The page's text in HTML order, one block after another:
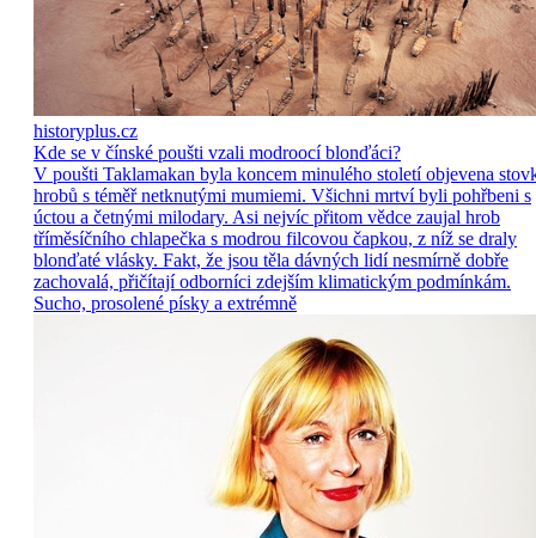
historyplus.cz
Kde se v čínské poušti vzali modroocí blonďáci?
V poušti Taklamakan byla koncem minulého století objevena
hrobů s téměř netknutými mumiemi. Všichni mrtví byli pohřbeni s
úctou a četnými milodary. Asi nejvíc přitom vědce zaujal hrob
tříměsíčního chlapečka s modrou filcovou čapkou, z níž se draly
blonďaté vlásky. Fakt, že jsou těla dávných lidí nesmírně dobře
zachovalá, přičítají odborníci zdejším klimatickým podmínkám.
Sucho, prosolené písky a extrémně